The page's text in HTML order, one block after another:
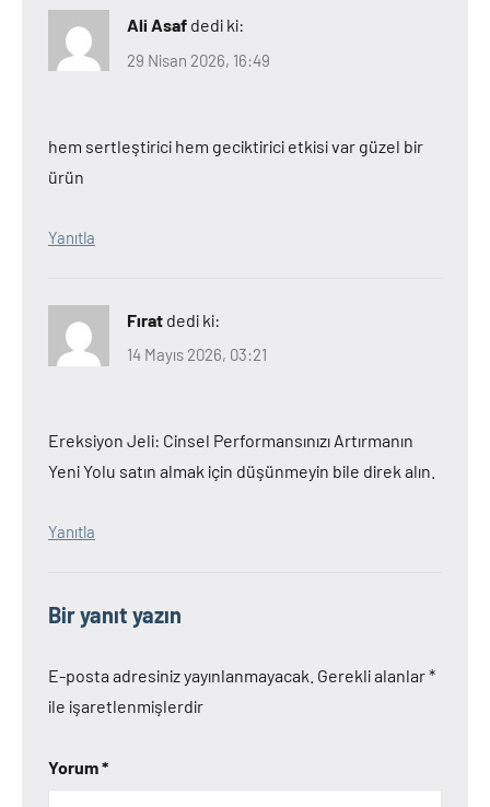
Ali Asaf dedi ki:
29 Nisan 2026, 16:49
hem sertleştirici hem geciktirici etkisi var güzel bir
ürün
Yanıtla
Fırat dedi ki:
14 Mayıs 2026, 03:21
Ereksiyon Jeli: Cinsel Performansınızı Artırmanın
Yeni Yolu satın almak için düşünmeyin bile direk alın.
Yanıtla
Bir yanıt yazın
E-posta adresiniz yayınlanmayacak. Gerekli alanlar*
ile işaretlenmişlerdir
Yorum*